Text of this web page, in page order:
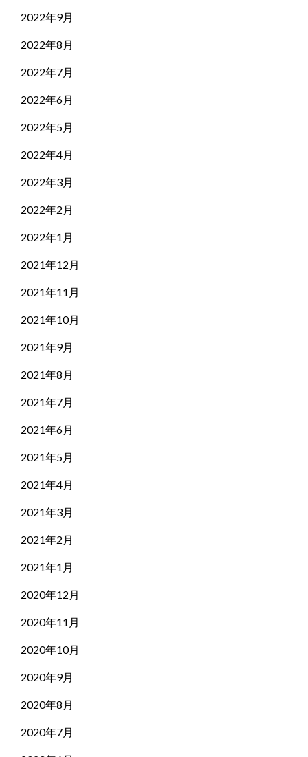
2022年9月
2022年8月
2022年7月
2022年6月
2022年5月
2022年4月
2022年3月
2022年2月
2022年1月
2021年12月
2021年11月
2021年10月
2021年9月
2021年8月
2021年7月
2021年6月
2021年5月
2021年4月
2021年3月
2021年2月
2021年1月
2020年12月
2020年11月
2020年10月
2020年9月
2020年8月
2020年7月